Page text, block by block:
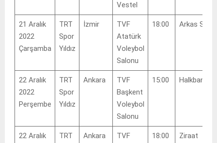
Vestel
21 Aralık
2022
Çarşamba
TRT
Spor
Yıldız
İzmir
TVF
Atatürk
Voleybol
Salonu
18:00 Arkas Spor
22 Aralık
2022
Perşembe
TRT
Spor
Yıldız
Ankara
TVF
Başkent
Voleybol
Salonu
15:00 Halkbank
22 Aralık
TRT
Ankara
TVF
18:00
Ziraat